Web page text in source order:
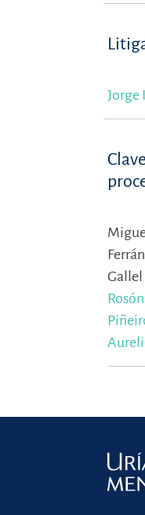
Jorge
Gallel
Rosón